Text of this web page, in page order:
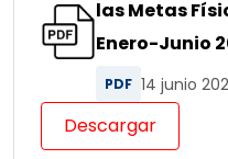
las Metas
Enero-Junio
PDF 14 junio
Descargar